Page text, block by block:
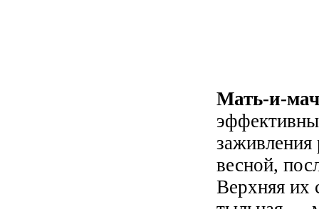
Мать-и-
заживления
весной,
Верхняя их